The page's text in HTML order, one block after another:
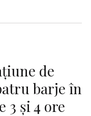
de
barje în
3 şi 4 ore